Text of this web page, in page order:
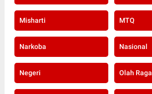
Misharti MTQ
Narkoba Nasional
Negeri Olah Raga